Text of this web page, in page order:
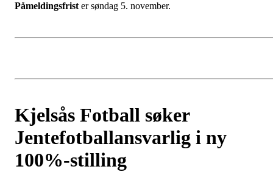
Påmeldingsfrist er søndag 5. november.
Kjelsås Fotball søker
Jentefotballansvarlig i ny
100%-stilling